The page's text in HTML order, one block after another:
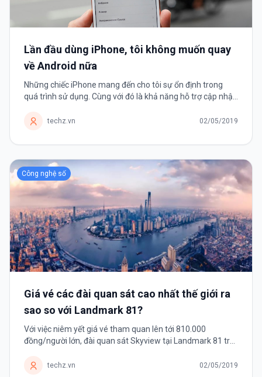
Lần đầu dùng iPhone, tôi không muốn quay
về Android nữa
Những chiếc iPhone mang đến cho tôi sự ổn định trong
quá trình sử dụng. Cùng với đó là khả năng hỗ trợ cập nhật
không có.techz.vn 02/05/2019
Công nghệ số
Giá vé các đài quan sát cao nhất thế giới ra
sao so với Landmark 81?
Với việc niêm yết giá vé tham quan lên tới 810.000
đồng/người lớn, đài quan sát Skyview tại Landmark 81 trở
techz.vn 02/05/2019